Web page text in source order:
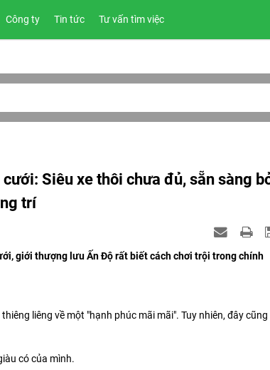
Công ty Tin tức Tư vấn tìm việc
Siêu xe thôi chưa đủ, sẵn sàng
trí
giới thượng lưu Ấn Độ rất biết cách chơi trội trong chính
liêng về một "hạnh phúc mãi mãi". Tuy nhiên, đây cũng
có của mình.